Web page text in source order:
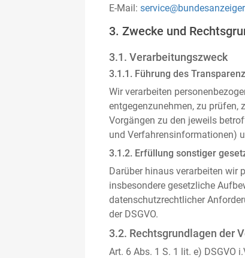
E-Mail:
3. Zwecke und
3.1. Verarbeitungszweck
3.1.1. Führung des
Wir verarbeiten
entgegenzunehmen, zu prüfen,
Vorgängen zu den jeweils
und Verfahrensinformationen)
3.1.2. Erfüllung sonstiger
Darüber hinaus verarbeiten wir
insbesondere gesetzliche
datenschutzrechtlicher
der DSGVO.
3.2. Rechtsgrundlagen der
Art. 6 Abs. 1 S. 1 lit. e) DSGVO